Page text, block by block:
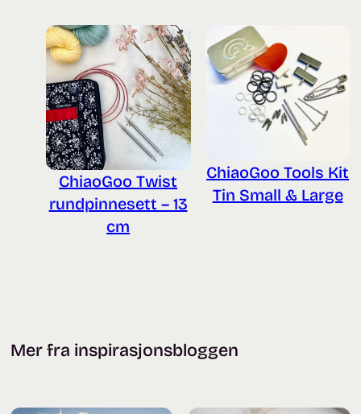
ChiaoGoo Twist
rundpinnesett – 13
cm
ChiaoGoo Tools Kit
Tin Small & Large
Mer fra inspirasjonsbloggen